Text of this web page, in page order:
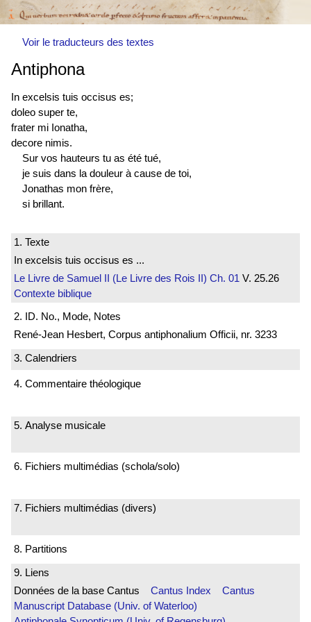
Voir le traducteurs des textes
Antiphona
In excelsis tuis occisus es;
doleo super te,
frater mi Ionatha,
decore nimis.
Sur vos hauteurs tu as été tué,
je suis dans la douleur à cause de toi,
Jonathas mon frère,
si brillant.
1. Texte
In excelsis tuis occisus es ...
Le Livre de Samuel II (Le Livre des Rois II) Ch. 01 V. 25.26
Contexte biblique
2. ID. No., Mode, Notes
René-Jean Hesbert, Corpus antiphonalium Officii, nr. 3233
3. Calendriers
4. Commentaire théologique
5. Analyse musicale
6. Fichiers multimédias (schola/solo)
7. Fichiers multimédias (divers)
8. Partitions
9. Liens
Données de la base Cantus Cantus Index
Cantus
Manuscript Database (Univ. of Waterloo)